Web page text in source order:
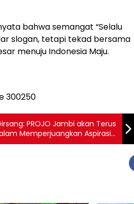
bahwa semangat “Selalu
slogan, tetapi tekad bersama
menuju Indonesia Maju.
PROJO Jambi akan Terus
Memperjuangkan Aspirasi
Gotong Royong dan Cita-